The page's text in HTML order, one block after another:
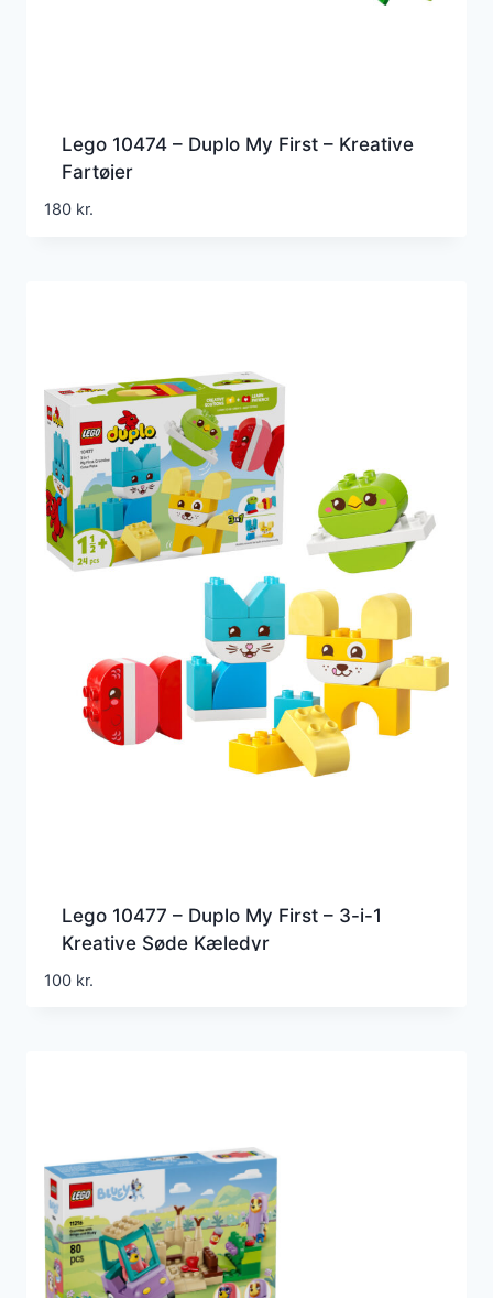
Lego 10474 – Duplo My First – Kreative
Fartøjer
180 kr.
Lego 10477 – Duplo My First – 3-i-1
Kreative Søde Kæledyr
100 kr.